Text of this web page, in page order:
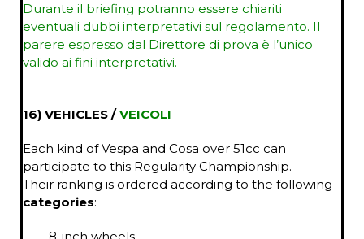
Durante il briefing potranno essere chiariti
eventuali dubbi interpretativi sul regolamento. Il
parere espresso dal Direttore di prova è l’unico
valido ai fini interpretativi.
16) VEHICLES / VEICOLI
Each kind of Vespa and Cosa over 51cc can
participate to this Regularity Championship.
Their ranking is ordered according to the following
categories: